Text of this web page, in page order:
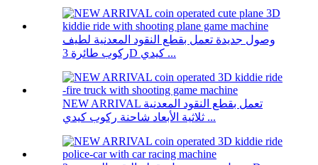
وصول جديدة تعمل بقطع النقود المعدنية لطيف
ركوب طائرة 3D كيدي ...
NEW ARRIVAL تعمل بقطع النقود المعدنية
ثلاثية الأبعاد شاحنة ركوب كيدي ...